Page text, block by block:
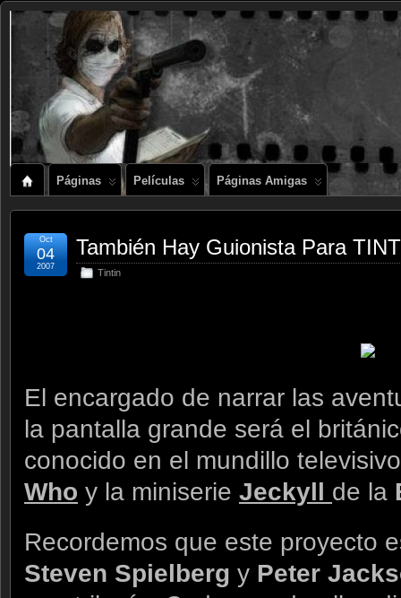
Páginas Películas Páginas Amigas
También Hay Guionista Para
Tintin
Oct
04
2007
El encargado de narrar las
la pantalla grande será el
conocido en el mundillo
Who y la miniserie Jeckyll de la
Recordemos que este proyecto
Steven Spielberg y Peter